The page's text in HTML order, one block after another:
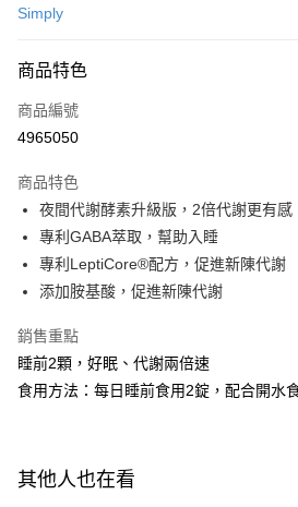
LINE Pay
Apple Pay
悠遊付
Google Pay
全盈+PAY
相關說明
【關於「AFTEE先享後付」】
AFTEE先享後付是「在收到商品之後才付款」
ATM付款
全家付款取貨
Simply
商品特色
商品編號
4965050
商品特色
夜間代謝酵素升級版，2倍代謝更有感
專利GABA萃取，幫助入睡
專利LeptiCore®配方，促進新陳代謝
添加胺基酸，促進新陳代謝
銷售重點
睡前2顆，好眠、代謝兩倍速
食用方法：每日睡前食用2錠，配合開水
其他人也在看